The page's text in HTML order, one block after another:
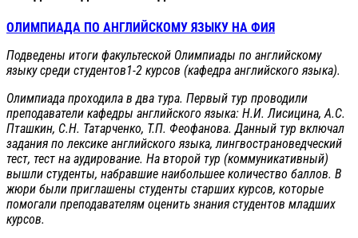
ОЛИМПИАДА ПО АНГЛИЙСКОМУ ЯЗЫКУ НА ФИЯ
Подведены итоги факультеской Олимпиады по английскому
языку среди студентов1-2 курсов (кафедра английского языка).
Олимпиада проходила в два тура. Первый тур проводили
преподаватели кафедры английского языка: Н.И. Лисицина, А.С.
Пташкин, С.Н. Татарченко, Т.П. Феофанова. Данный тур включал
задания по лексике английского языка, лингвострановедческий
тест, тест на аудирование. На второй тур (коммуникативный)
вышли студенты, набравшие наибольшее количество баллов. В
жюри были приглашены студенты старших курсов, которые
помогали преподавателям оценить знания студентов младших
курсов.